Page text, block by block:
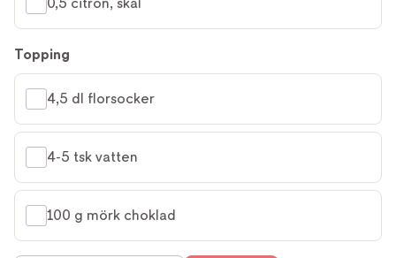
Topping
4,5 dl florsocker
4-5 tsk vatten
100 g mörk choklad